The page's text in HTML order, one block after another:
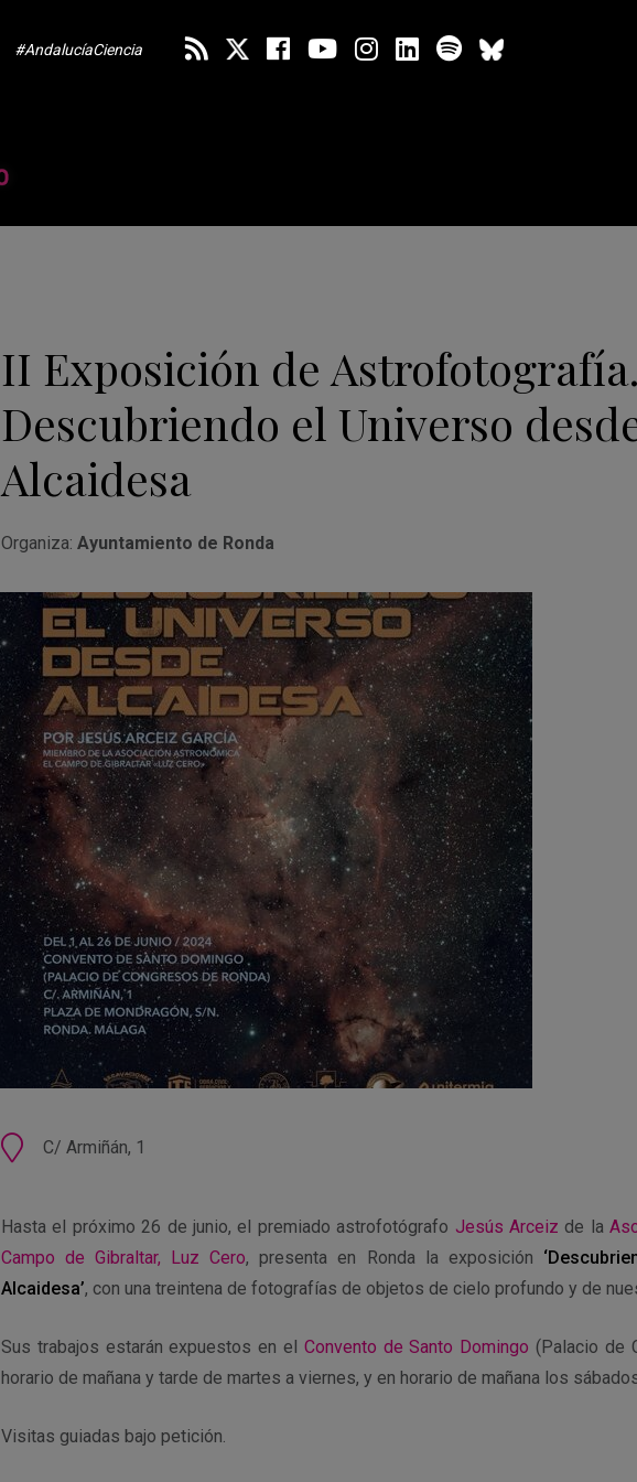
#AndalucíaCiencia
II Exposición de Astrofotografía.
Descubriendo el Universo
Alcaidesa
Organiza: Ayuntamiento de Ronda
Ubicación
C/ Armiñán, 1
Hasta el próximo 26 de junio, el premiado astrofotógrafo Jesús Arceizde la
Campo de Gibraltar, Luz Cero, presenta en Ronda la exposición
Alcaidesa’, con una treintena de fotografías de objetos de cielo profundo y de
Sus trabajos estarán expuestos en el Convento de Santo Domingo (Palacio de
horario de mañana y tarde de martes a viernes, y en horario de mañana los
Visitas guiadas bajo petición.